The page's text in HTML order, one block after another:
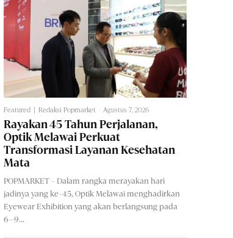
Featured Redaksi Popmarket Agustus 7, 2026
Rayakan 45 Tahun Perjalanan,
Optik Melawai Perkuat
Transformasi Layanan Kesehatan
Mata
POPMARKET - Dalam rangka merayakan hari
jadinya yang ke-45, Optik Melawai menghadirkan
Eyewear Exhibition yang akan berlangsung pada
6–9...